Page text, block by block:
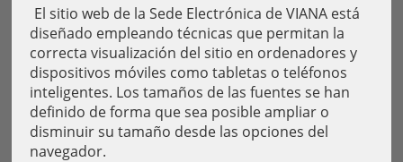
El sitio web de la Sede Electrónica de VIANA está
diseñado empleando técnicas que permitan la
correcta visualización del sitio en ordenadores y
dispositivos móviles como tabletas o teléfonos
inteligentes. Los tamaños de las fuentes se han
definido de forma que sea posible ampliar o
disminuir su tamaño desde las opciones del
navegador.